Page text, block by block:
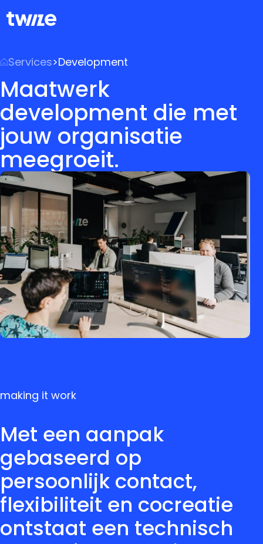
Services>Development
Maatwerk
development die met
jouw organisatie
meegroeit.
making it work
Met een aanpak
gebaseerd op
persoonlijk contact,
flexibiliteit en cocreatie
ontstaat een technisch